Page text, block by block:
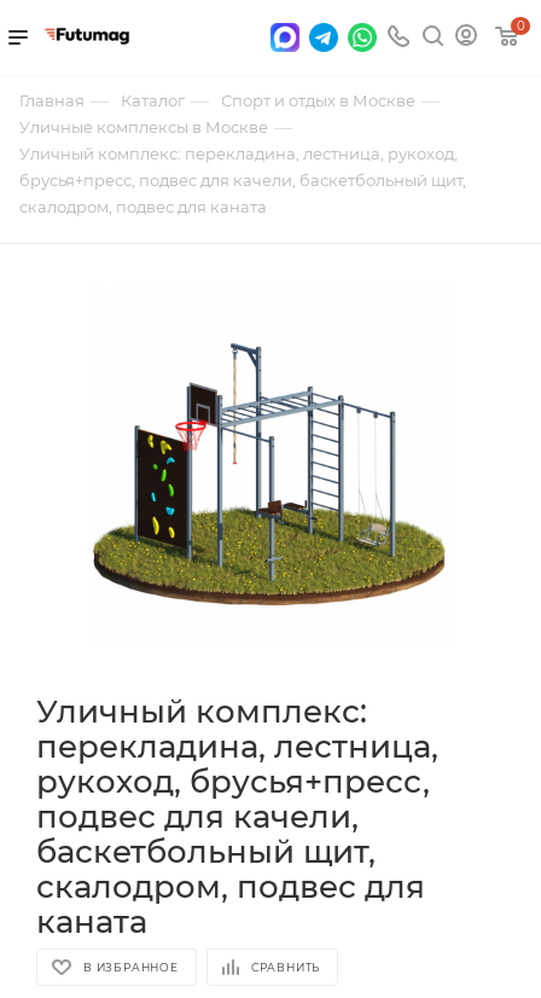
0
Главная — Каталог — Спорт и отдых в Москве —
Уличные комплексы в Москве —
Уличный комплекс: перекладина, лестница, рукоход,
брусья+пресс, подвес для качели, баскетбольный щит,
скалодром, подвес для каната
Уличный комплекс:
перекладина, лестница,
рукоход, брусья+пресс,
подвес для качели,
баскетбольный щит,
скалодром, подвес для
каната
В ИЗБРАННОЕ СРАВНИТЬ